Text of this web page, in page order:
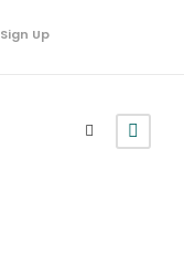
Sign Up